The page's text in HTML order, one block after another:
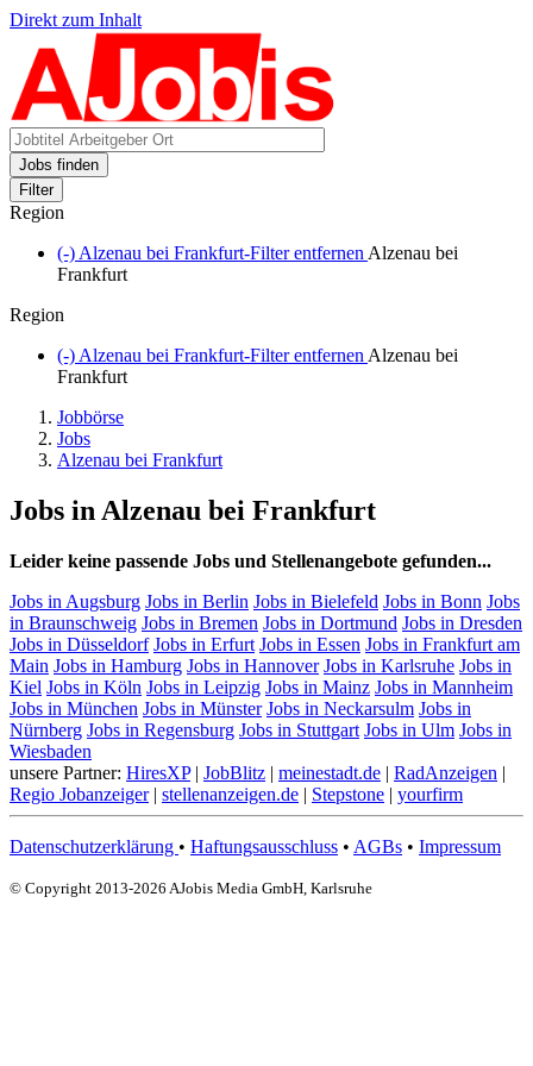
Direkt zum Inhalt
Jobs finden
Filter
Region
(-) Alzenau bei Frankfurt-Filter entfernen Alzenau bei
Frankfurt
Region
(-) Alzenau bei Frankfurt-Filter entfernen Alzenau bei
Frankfurt
Jobbörse
Jobs
Alzenau bei Frankfurt
Jobs in Alzenau bei Frankfurt
Leider keine passende Jobs und Stellenangebote gefunden...
Jobs in Augsburg Jobs in Berlin Jobs in Bielefeld Jobs in Bonn Jobs
in Braunschweig Jobs in Bremen Jobs in Dortmund Jobs in Dresden
Jobs in Düsseldorf Jobs in Erfurt Jobs in Essen Jobs in Frankfurt am
Main Jobs in Hamburg Jobs in Hannover Jobs in Karlsruhe Jobs in
Kiel Jobs in Köln Jobs in Leipzig Jobs in Mainz Jobs in Mannheim
Jobs in München Jobs in Münster Jobs in Neckarsulm Jobs in
Nürnberg Jobs in Regensburg Jobs in Stuttgart Jobs in Ulm Jobs in
Wiesbaden
unsere Partner: HiresXP| JobBlitz | meinestadt.de | RadAnzeigen |
Regio Jobanzeiger| stellenanzeigen.de | Stepstone | yourfirm
Datenschutzerklärung • Haftungsausschluss • AGBs • Impressum
© Copyright 2013-2026 AJobis Media GmbH, Karlsruhe